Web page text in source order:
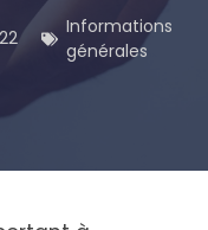
Informations
générales